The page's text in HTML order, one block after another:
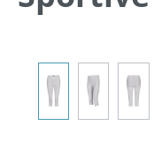
Bildergalerie